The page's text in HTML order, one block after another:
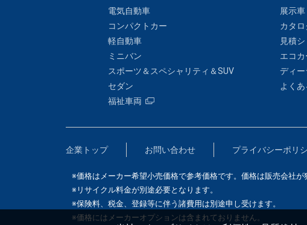
電気自動車
コンパクトカー
軽自動車
ミニバン
スポーツ＆スペシャリティ＆SUV
セダン
福祉車両
展示
カタ
見積
エコ
ディー
よくあ
企業トップ お問い合わせ プライバシーポリ
※価格はメーカー希望小売価格で参考価格です。価格は販売会社
※リサイクル料金が別途必要となります。
※保険料、税金、登録等に伴う諸費用は別途申し受けます。
※価格にはメーカーオプションは含まれておりません。